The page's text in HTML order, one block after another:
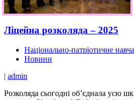
Ліцейна розколяда – 2025
Національно-патріотичне
Новини
| admin
Розколяда сьогодні об’єднала усю